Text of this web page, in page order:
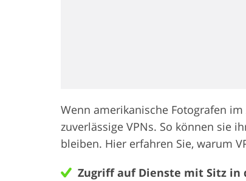
Wenn amerikanische Fotografen
zuverlässige VPNs. So können sie
bleiben. Hier erfahren Sie, warum
Zugriff auf Dienste mit Sitz in